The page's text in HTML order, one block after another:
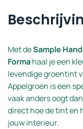
Met deSample
Formahaal je een
levendige groen­tint
Appelgroen is een
vaak anders oogt
direct hoe de tint
jouw interieur.